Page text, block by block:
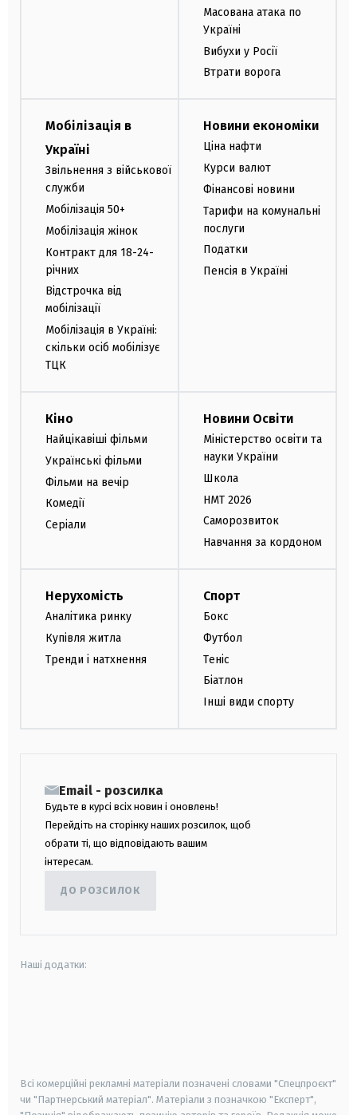
Масована атака по
Україні
Вибухи у Росії
Втрати ворога
Мобілізація в
Україні
Звільнення з військової
служби
Мобілізація 50+
Мобілізація жінок
Контракт для 18-24-
річних
Відстрочка від
мобілізації
Мобілізація в Україні:
скільки осіб мобілізує
ТЦК
Новини економіки
Ціна нафти
Курси валют
Фінансові новини
Тарифи на комунальні
послуги
Податки
Пенсія в Україні
Кіно
Найцікавіші фільми
Українські фільми
Фільми на вечір
Комедії
Серіали
Новини Освіти
Міністерство освіти та
науки України
Школа
НМТ 2026
Саморозвиток
Навчання за кордоном
Нерухомість
Аналітика ринку
Купівля житла
Тренди і натхнення
Спорт
Бокс
Футбол
Теніс
Біатлон
Інші види спорту
Email - розсилка
Будьте в курсі всіх новин і оновлень!
Перейдіть на сторінку наших розсилок, щоб
обрати ті, що відповідають вашим
інтересам.
ДО РОЗСИЛОК
Наші додатки:
Всі комерційні рекламні матеріали позначені словами "Спецпроєкт"
чи "Партнерський матеріал". Матеріали з позначкою "Експерт",